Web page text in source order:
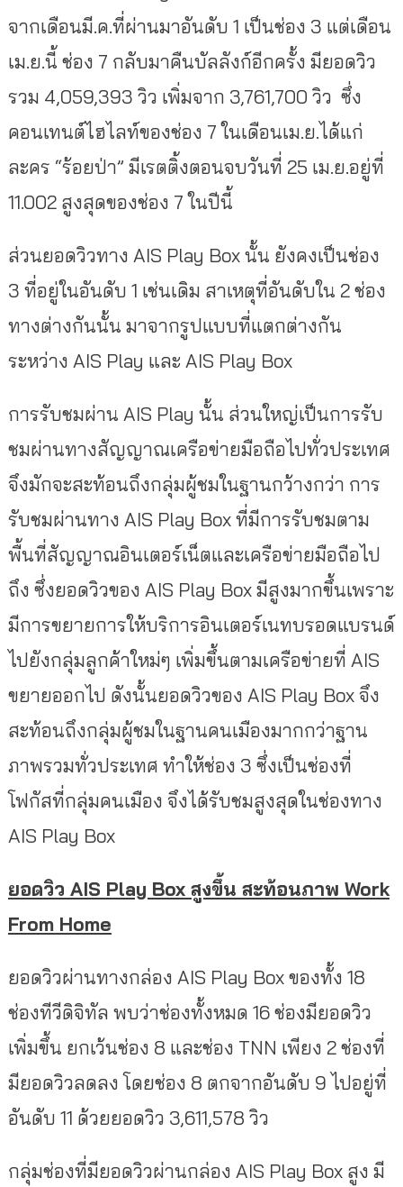
จากเดือนมี.ค.ที่ผ่านมาอันดับ 1 เป็นช่อง 3 แต่เดือน
เม.ย.นี้ ช่อง 7 กลับมาคืนบัลลังก์อีกครั้ง มียอดวิว
รวม 4,059,393 วิว เพิ่มจาก 3,761,700 วิว ซึ่ง
คอนเทนต์ไฮไลท์ของช่อง 7 ในเดือนเม.ย.ได้แก่
ละคร “ร้อยป่า” มีเรตติ้งตอนจบวันที่ 25 เม.ย.อยู่ที่
11.002 สูงสุดของช่อง 7 ในปีนี้
ส่วนยอดวิวทาง AIS Play Box นั้น ยังคงเป็นช่อง
3 ที่อยู่ในอันดับ 1 เช่นเดิม สาเหตุที่อันดับใน 2 ช่อง
ทางต่างกันนั้น มาจากรูปแบบที่แตกต่างกัน
ระหว่าง AIS Play และ AIS Play Box
การรับชมผ่าน AIS Play นั้น ส่วนใหญ่เป็นการรับ
ชมผ่านทางสัญญาณเครือข่ายมือถือไปทั่วประเทศ
จึงมักจะสะท้อนถึงกลุ่มผู้ชมในฐานกว้างกว่า การ
รับชมผ่านทาง AIS Play Box ที่มีการรับชมตาม
พื้นที่สัญญาณอินเตอร์เน็ตและเครือข่ายมือถือไป
ถึง ซึ่งยอดวิวของ AIS Play Box มีสูงมากขึ้นเพราะ
มีการขยายการให้บริการอินเตอร์เนทบรอดแบรนด์
ไปยังกลุ่มลูกค้าใหม่ๆ เพิ่มขึ้นตามเครือข่ายที่ AIS
ขยายออกไป ดังนั้นยอดวิวของ AIS Play Box จึง
สะท้อนถึงกลุ่มผู้ชมในฐานคนเมืองมากกว่าฐาน
ภาพรวมทั่วประเทศ ทำให้ช่อง 3 ซึ่งเป็นช่องที่
โฟกัสที่กลุ่มคนเมือง จึงได้รับชมสูงสุดในช่องทาง
AIS Play Box
ยอดวิว AIS Play Box สูงขึ้น สะท้อนภาพ Work
From Home
ยอดวิวผ่านทางกล่อง AIS Play Box ของทั้ง 18
ช่องทีวีดิจิทัล พบว่าช่องทั้งหมด 16 ช่องมียอดวิว
เพิ่มขึ้น ยกเว้นช่อง 8 และช่อง TNN เพียง 2 ช่องที่
มียอดวิวลดลง โดยช่อง 8 ตกจากอันดับ 9 ไปอยู่ที่
อันดับ 11 ด้วยยอดวิว 3,611,578 วิว
กลุ่มช่องที่มียอดวิวผ่านกล่อง AIS Play Box สูง มี